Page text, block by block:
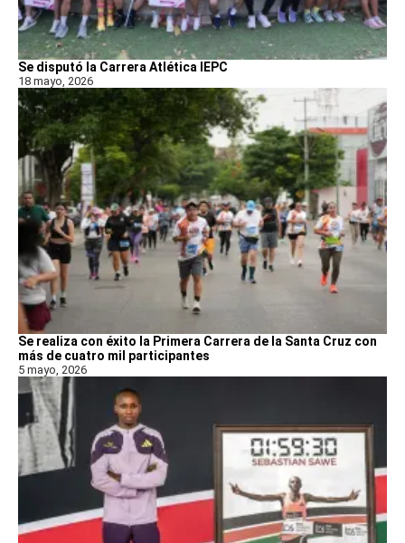
Se disputó la Carrera Atlética IEPC
18 mayo, 2026
Se realiza con éxito la Primera Carrera de la Santa Cruz con
más de cuatro mil participantes
5 mayo, 2026